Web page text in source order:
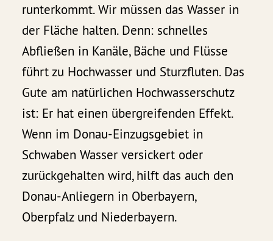
runterkommt. Wir müssen das Wasser in
der Fläche halten. Denn: schnelles
Abfließen in Kanäle, Bäche und Flüsse
führt zu Hochwasser und Sturzfluten. Das
Gute am natürlichen Hochwasserschutz
ist: Er hat einen übergreifenden Effekt.
Wenn im Donau-Einzugsgebiet in
Schwaben Wasser versickert oder
zurückgehalten wird, hilft das auch den
Donau-Anliegern in Oberbayern,
Oberpfalz und Niederbayern.